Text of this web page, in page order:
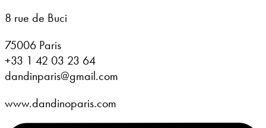
8 rue de Buci
75006 Paris
+33 1 42 03 23 64
dandinparis@gmail.com
www.dandinoparis.com